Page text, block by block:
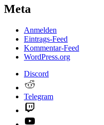
Meta
Anmelden
Eintrags-Feed
Kommentar-Feed
WordPress.org
Discord
Telegram